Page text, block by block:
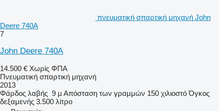
πνευματική σπαρτική μηχανή John
Deere 740A
7
John Deere 740A
14.500 € Χωρίς ΦΠΑ
Πνευματική σπαρτική μηχανή
2013
Φάρδος λαβής 9 μ Απόσταση των γραμμών 150 χιλιοστό Όγκος
δεξαμενής 3.500 λίτρο